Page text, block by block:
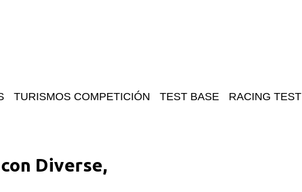
TURISMOS COMPETICIÓN TEST BASE RACING TEST
Diverse,